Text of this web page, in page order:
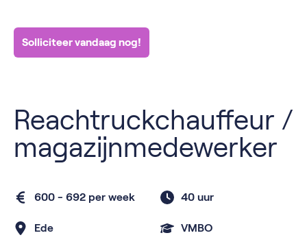
Solliciteer vandaag nog!
Reachtruckchauffeur /
magazijnmedewerker
600 - 692 per week 40 uur
Ede VMBO